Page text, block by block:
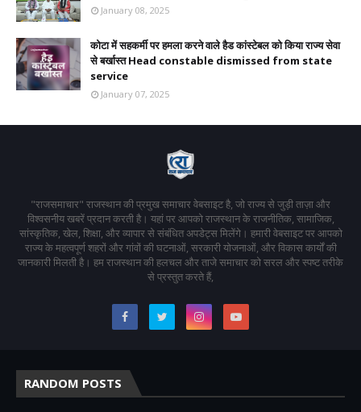
January 08, 2025
कोटा में सहकर्मी पर हमला करने वाले हैड कांस्टेबल को किया राज्य सेवा
से बर्खास्त Head constable dismissed from state
service
January 07, 2025
"राजसमाचार" राजस्थान की प्रमुख समाचार वेबसाइट है, जो राज्य से जुड़ी ताज़ा और
विश्वसनीय खबरें प्रदान करती है। यहां पर आपको राजस्थान के राजनीतिक, सामाजिक,
सांस्कृतिक, खेल, शिक्षा, और व्यापार से संबंधित अपडेट्स मिलेंगे। हमारी वेबसाइट पर आपको
राज्य के महत्वपूर्ण शहरों और गांवों की घटनाओं, सरकारी योजनाओं, और विकास कार्यों की
जानकारी मिलती है। हम राजस्थान की हलचल और ताजे समाचार को सरल और स्पष्ट तरीके
से प्रस्तुत करते हैं,
RANDOM POSTS